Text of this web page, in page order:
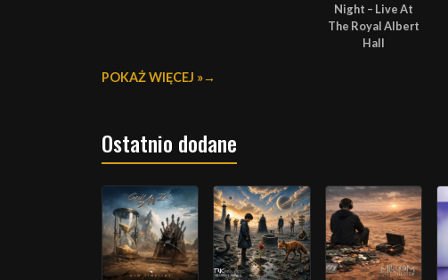
Night – Live At
The Royal Albert
Hall
POKAŻ WIĘCEJ »
Ostatnio dodane